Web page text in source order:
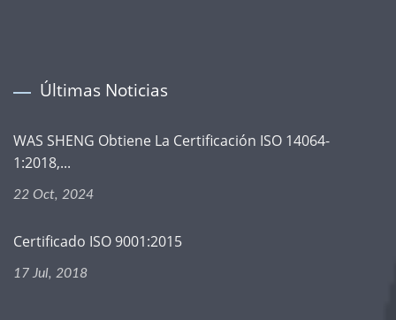
Últimas Noticias
WAS SHENG Obtiene La Certificación ISO 14064-
1:2018,...
22 Oct, 2024
Certificado ISO 9001:2015
17 Jul, 2018